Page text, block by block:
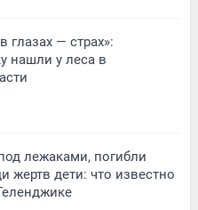
глазах — страх»:
нашли у леса в
лежаками, погибли
жертв дети: что известно